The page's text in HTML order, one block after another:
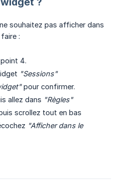
souhaitez pas afficher dans
:
4.
"Sessions"
pour confirmer.
allez dans "Règles"
scrollez tout en bas
"Afficher dans le